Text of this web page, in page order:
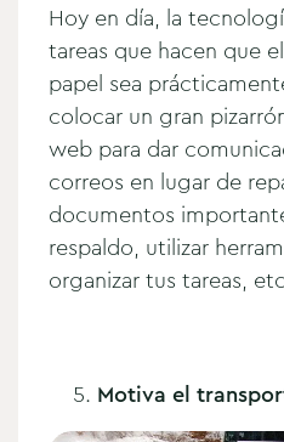
Hoy en día, la
tareas que hacen que
papel sea
colocar un gran
web para dar
correos en lugar de
documentos
respaldo, utilizar
organizar tus tareas,
Motiva el